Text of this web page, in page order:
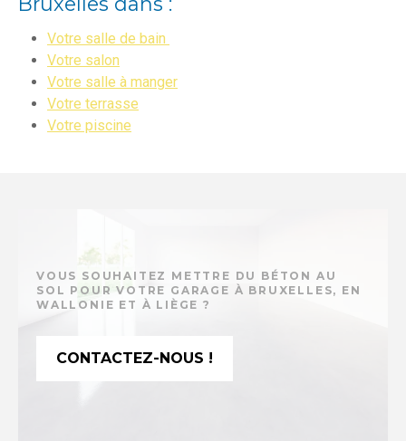
Votre salle de bain
Votre salon
Votre salle à manger
Votre terrasse
Votre piscine
VOUS SOUHAITEZ METTRE DU BÉTON AU
SOL POUR VOTRE GARAGE À BRUXELLES, EN
WALLONIE ET À LIÈGE ?
CONTACTEZ-NOUS !